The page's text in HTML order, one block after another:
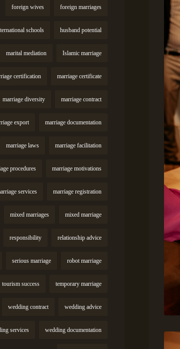
foreign marriages
foreign wives
husband potential
schools
Islamic marriage
marital mediation
marriage certificate
certification
marriage contract
marriage diversity
marriage documentation
export
marriage facilitation
marriage laws
marriage motivations
procedures
marriage registration
services
mixed marriage
mixed marriages
relationship advice
responsibility
robot marriage
serious marriage
temporary marriage
tourism success
wedding advice
wedding contract
wedding documentation
services